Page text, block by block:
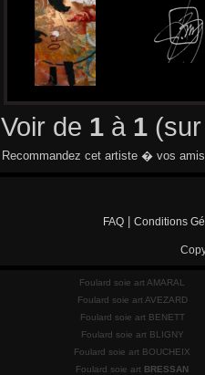
Voir de 1 à 1
Recommandez cet artiste � vos
FAQ Conditions
Foulard soie art AMARAL
Foulard soie art AVEZARD
Foulard soie art BENETT
Foulard soie art BLIGNY
Foulard soie art BOUCHEIX
Foulard soie art BRESSAN